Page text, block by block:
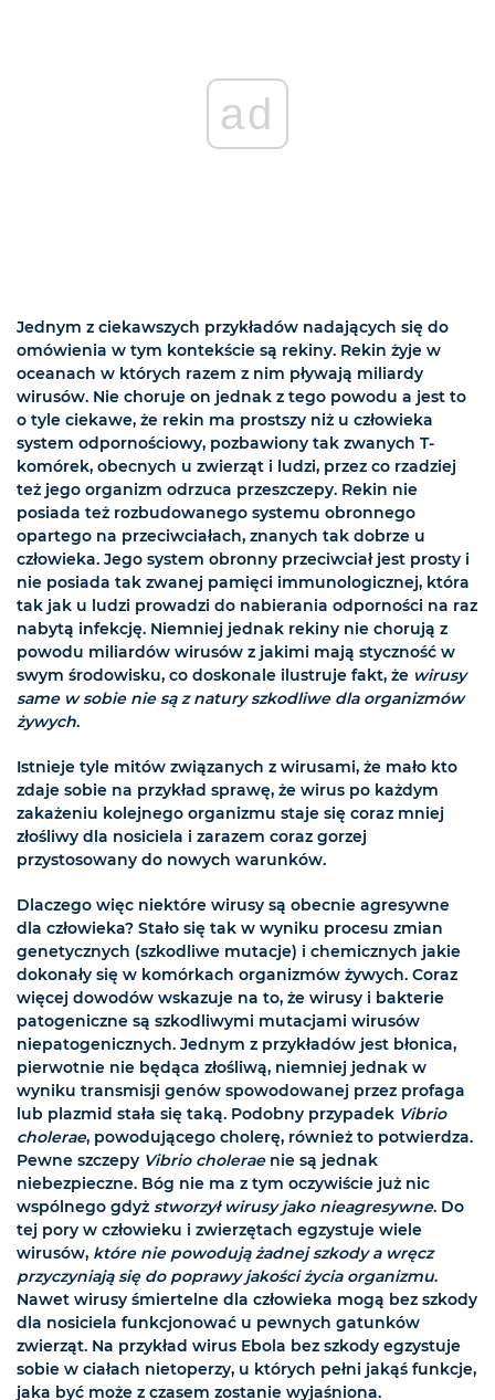
ad
Jednym z ciekawszych przykładów nadających się do
omówienia w tym kontekście są rekiny. Rekin żyje w
oceanach w których razem z nim pływają miliardy
wirusów. Nie choruje on jednak z tego powodu a jest to
o tyle ciekawe, że rekin ma prostszy niż u człowieka
system odpornościowy, pozbawiony tak zwanych T-
komórek, obecnych u zwierząt i ludzi, przez co rzadziej
też jego organizm odrzuca przeszczepy. Rekin nie
posiada też rozbudowanego systemu obronnego
opartego na przeciwciałach, znanych tak dobrze u
człowieka. Jego system obronny przeciwciał jest prosty i
nie posiada tak zwanej pamięci immunologicznej, która
tak jak u ludzi prowadzi do nabierania odporności na raz
nabytą infekcję. Niemniej jednak rekiny nie chorują z
powodu miliardów wirusów z jakimi mają styczność w
swym środowisku, co doskonale ilustruje fakt, że wirusy
same w sobie nie są z natury szkodliwe dla organizmów
żywych.
Istnieje tyle mitów związanych z wirusami, że mało kto
zdaje sobie na przykład sprawę, że wirus po każdym
zakażeniu kolejnego organizmu staje się coraz mniej
złośliwy dla nosiciela i zarazem coraz gorzej
przystosowany do nowych warunków.
Dlaczego więc niektóre wirusy są obecnie agresywne
dla człowieka? Stało się tak w wyniku procesu zmian
genetycznych (szkodliwe mutacje) i chemicznych jakie
dokonały się w komórkach organizmów żywych. Coraz
więcej dowodów wskazuje na to, że wirusy i bakterie
patogeniczne są szkodliwymi mutacjami wirusów
niepatogenicznych. Jednym z przykładów jest błonica,
pierwotnie nie będąca złośliwą, niemniej jednak w
wyniku transmisji genów spowodowanej przez profaga
lub plazmid stała się taką. Podobny przypadek Vibrio
cholerae, powodującego cholerę, również to potwierdza.
Pewne szczepy Vibrio choleraenie są jednak
niebezpieczne. Bóg nie ma z tym oczywiście już nic
wspólnego gdyż stworzył wirusy jako nieagresywne. Do
tej pory w człowieku i zwierzętach egzystuje wiele
wirusów, które nie powodują żadnej szkody a wręcz
przyczyniają się do poprawy jakości życia organizmu.
Nawet wirusy śmiertelne dla człowieka mogą bez szkody
dla nosiciela funkcjonować u pewnych gatunków
zwierząt. Na przykład wirus Ebola bez szkody egzystuje
sobie w ciałach nietoperzy, u których pełni jakąś funkcje,
jaka być może z czasem zostanie wyjaśniona.